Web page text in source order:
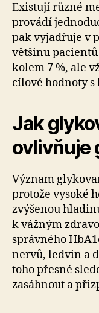
Existují různé
provádí
pak vyjadřuje v
většinu
kolem 7 %, ale
cílové hodnoty s
Jak
ovlivňuje
Význam
protože vysoké
zvýšenou
k vážným
správného
nervů, ledvin a
toho přesné
zasáhnout a